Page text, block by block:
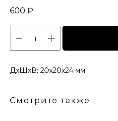
600 ₽
ДxШxВ: 20x20x24 мм
Смотрите также